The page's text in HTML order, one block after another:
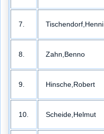
7. Tischendorf,Henni
8. Zahn,Benno
9. Hinsche,Robert
10. Scheide,Helmut